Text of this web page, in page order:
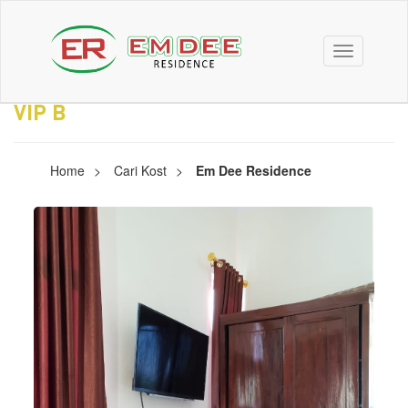
Toggle
navigation
VIP B
Home Cari Kost Em Dee Residence